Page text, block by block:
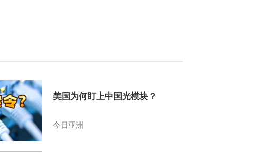
美国为何盯上中国光模块？
今日亚洲